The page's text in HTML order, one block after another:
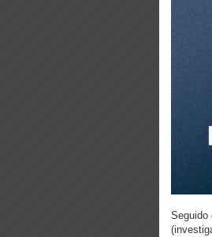
Seguido